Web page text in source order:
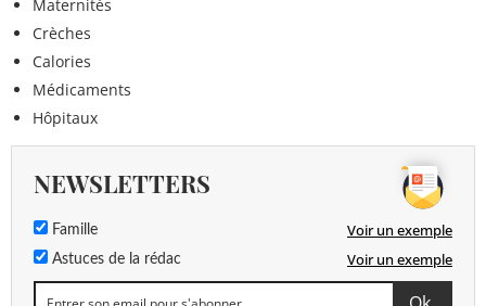
Maternités
Crèches
Calories
Médicaments
Hôpitaux
NEWSLETTERS
Famille Voir un exemple
Astuces de la rédac Voir un exemple